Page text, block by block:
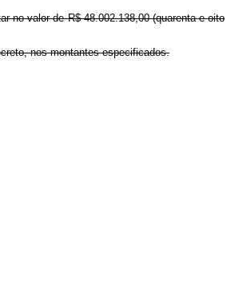
no valor de R$ 48.002.138,00 (quarenta e oito
nos montantes especificados.